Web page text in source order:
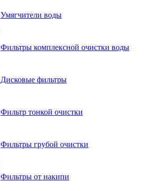
Умягчители воды
Фильтры комплексной очистки воды
Дисковые фильтры
Фильтр тонкой очистки
Фильтры грубой очистки
Фильтры от накипи